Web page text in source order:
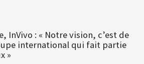
InVivo : « Notre vision, c’est de
international qui fait partie
»